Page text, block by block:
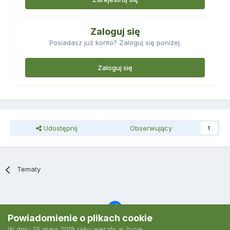
Zaloguj się
Posiadasz już konto? Zaloguj się poniżej.
Zaloguj się
Udostępnij Obserwujący 1
Tematy
Powiadomienie o plikach cookie